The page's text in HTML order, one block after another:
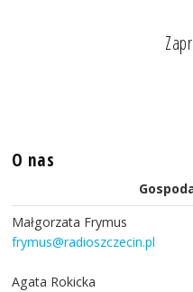
O nas
Małgorzata Frymus
frymus@radioszczecin.pl
Agata Rokicka